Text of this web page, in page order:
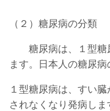
（２）糖尿病の分類
糖尿病は、１型糖
ます。日本人の糖尿病
１型糖尿病は、すい
されなくなり発病しま